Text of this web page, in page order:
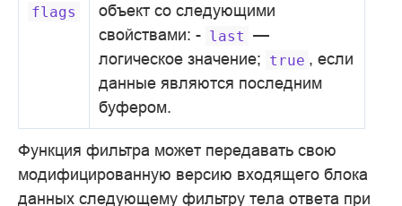
flags
объект со следующими
свойствами: - last —
логическое значение; true , если
данные являются последним
буфером.
Функция фильтра может передавать свою
модифицированную версию входящего блока
данных следующему фильтру тела ответа при